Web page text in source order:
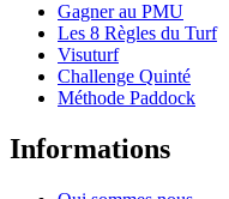
Gagner au PMU
Les 8 Règles du Turf
Visuturf
Challenge Quinté
Méthode Paddock
Informations